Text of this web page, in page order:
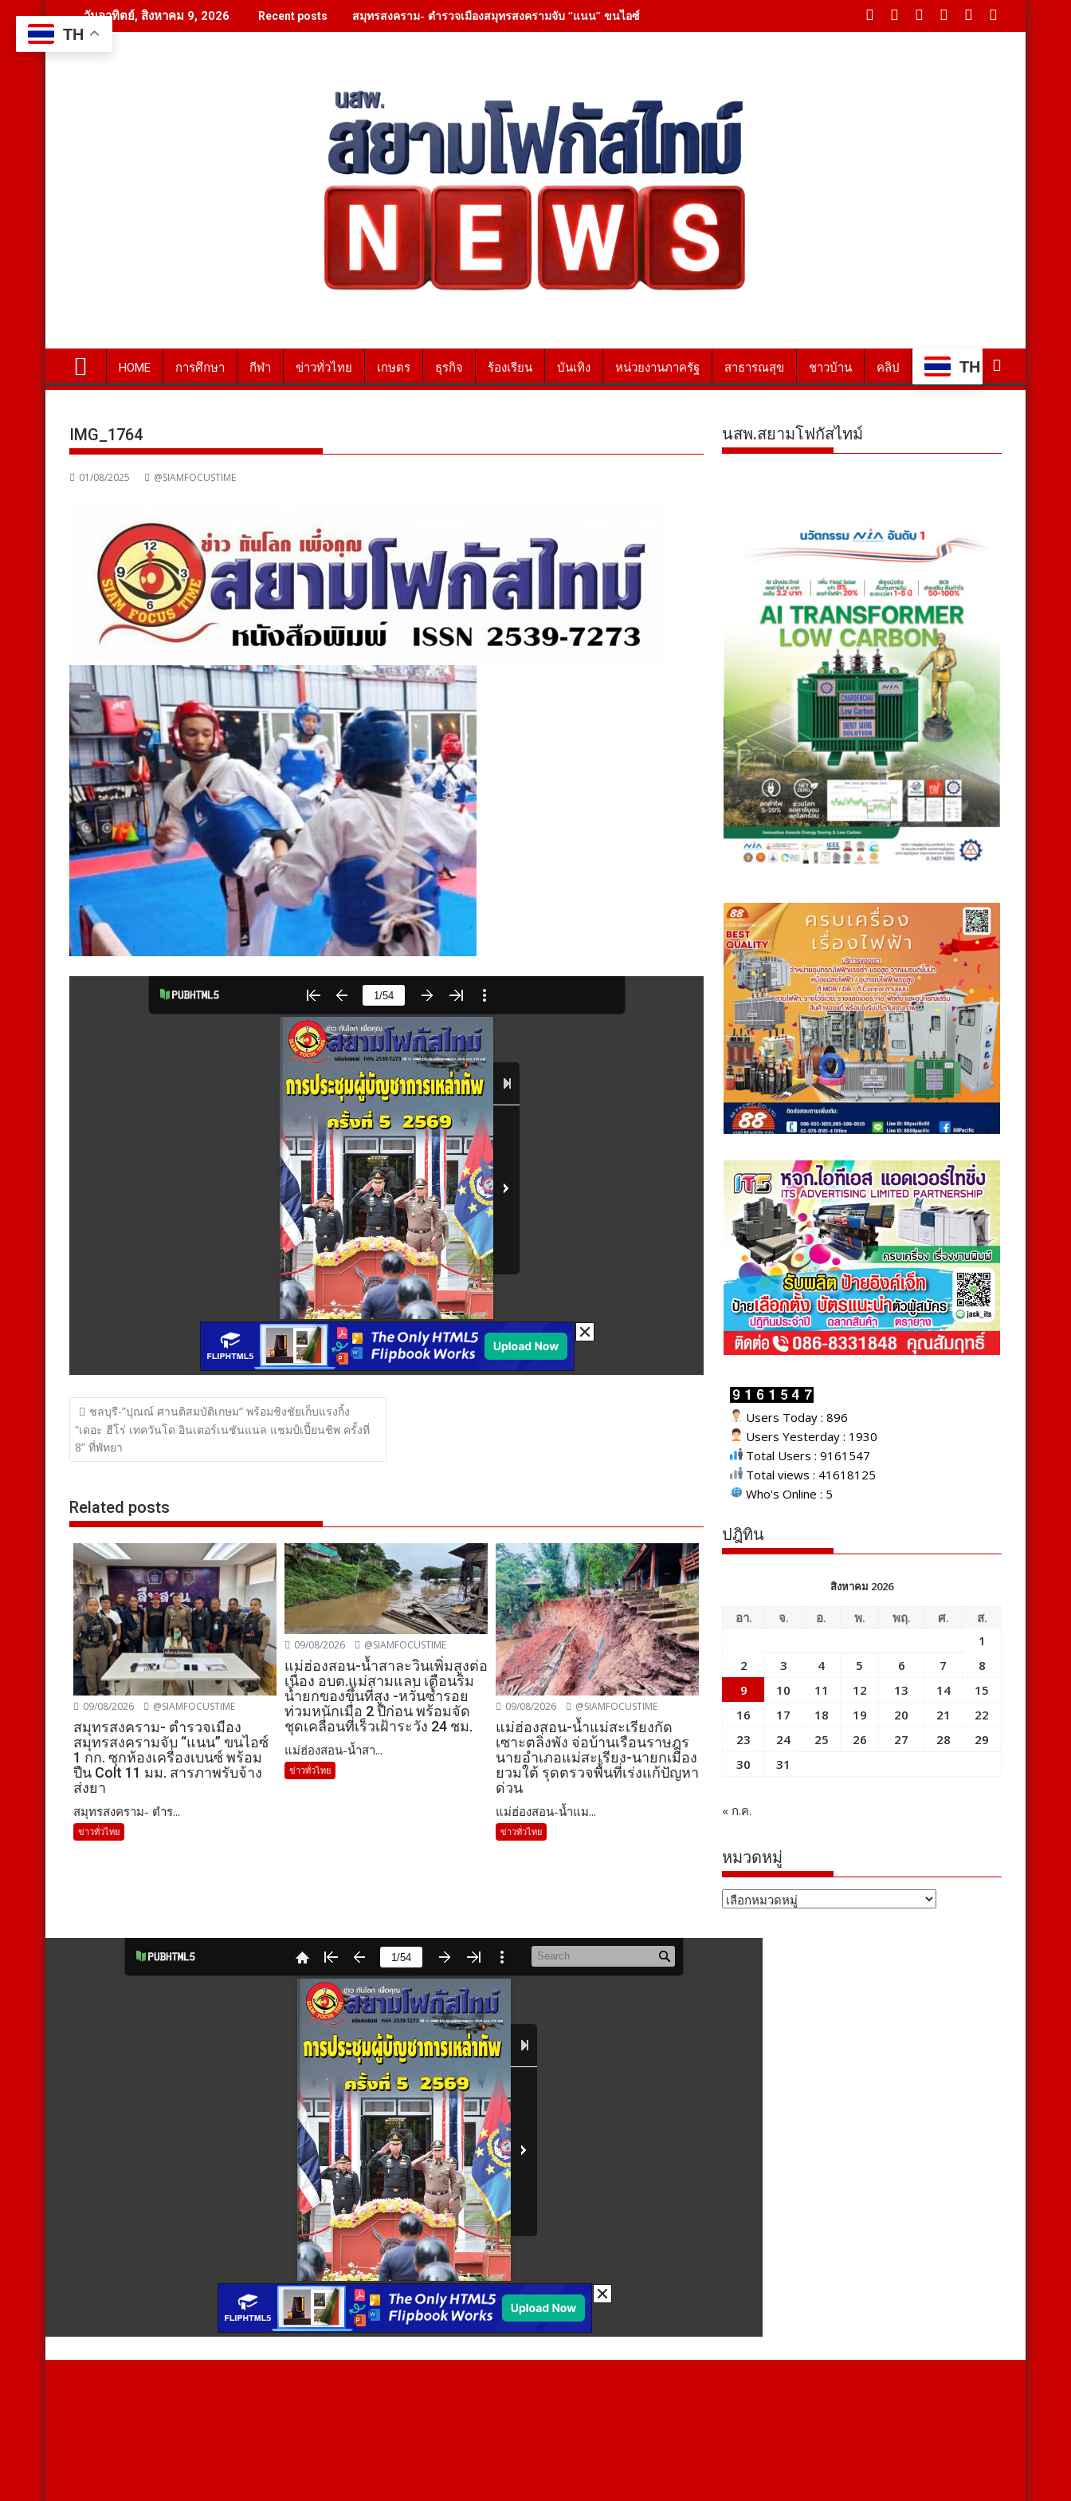
to
content
วันอาทิตย์, สิงหาคม 9, 2026 Recent posts สมุทรสงคราม- ตำรวจเมืองสมุทรสงครามจับ “แนน” ขนไอซ์ 1 กก. ซุกห้องเครื่องเบนซ์ พร้อมปืน Colt 11 มม. สารภาพรับจ้างส่งยา
HOME การศึกษา กีฬา ข่าวทั่วไทย เกษตร ธุรกิจ ร้องเรียน บันเทิง หน่วยงานภาครัฐ สาธารณสุข ชาวบ้าน คลิป TH
IMG_1764
01/08/2025 @SIAMFOCUSTIME
แนะแนว
เรื่อง
ชลบุรี-”ปุณณ์ ศานติสมบัติเกษม“ พร้อมชิงชัยเก็บแรงกิ้ง
“เดอะ ฮีโร่ เทควันโด อินเตอร์เนชันแนล แชมป์เปี้ยนชิพ ครั้งที่
8” ที่พัทยา
Related posts
09/08/2026 @SIAMFOCUSTIME
สมุทรสงคราม- ตำรวจเมือง
สมุทรสงครามจับ “แนน” ขนไอซ์
1 กก. ซุกห้องเครื่องเบนซ์ พร้อม
ปืน Colt 11 มม. สารภาพรับจ้าง
ส่งยา
สมุทรสงคราม- ตำร...
ข่าวทั่วไทย
09/08/2026 @SIAMFOCUSTIME
แม่ฮ่องสอน-น้ำสาละวินเพิ่มสูงต่อ
เนื่อง อบต.แม่สามแลบ เตือนริม
น้ำยกของขึ้นที่สูง -หวั่นซ้ำรอย
ท่วมหนักเมื่อ 2 ปีก่อน พร้อมจัด
ชุดเคลื่อนที่เร็วเฝ้าระวัง 24 ชม.
แม่ฮ่องสอน-น้ำสา...
ข่าวทั่วไทย
09/08/2026 @SIAMFOCUSTIME
แม่ฮ่องสอน-น้ำแม่สะเรียงกัด
เซาะตลิ่งพัง จ่อบ้านเรือนราษฎร
นายอำเภอแม่สะเรียง-นายกเมือง
ยวมใต้ รุดตรวจพื้นที่เร่งแก้ปัญหา
ด่วน
แม่ฮ่องสอน-น้ำแม...
ข่าวทั่วไทย
นสพ.สยามโฟกัสไทม์
Users Today : 896
Users Yesterday : 1930
Total Users : 9161547
Total views : 41618125
Who's Online : 5
ปฎิทิน
สิงหาคม 2026
อา. จ. อ. พ. พฤ. ศ.
ส.
1
2
3 4 5 6 7
8
9
10 11 12 13 14
15
16
17 18 19 20 21
22
23
24 25 26 27 28
29
30
31
« ก.ค.
หมวดหมู่
หมวด
TH